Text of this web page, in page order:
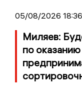
05/08/2026 18:36
Миляев:
по